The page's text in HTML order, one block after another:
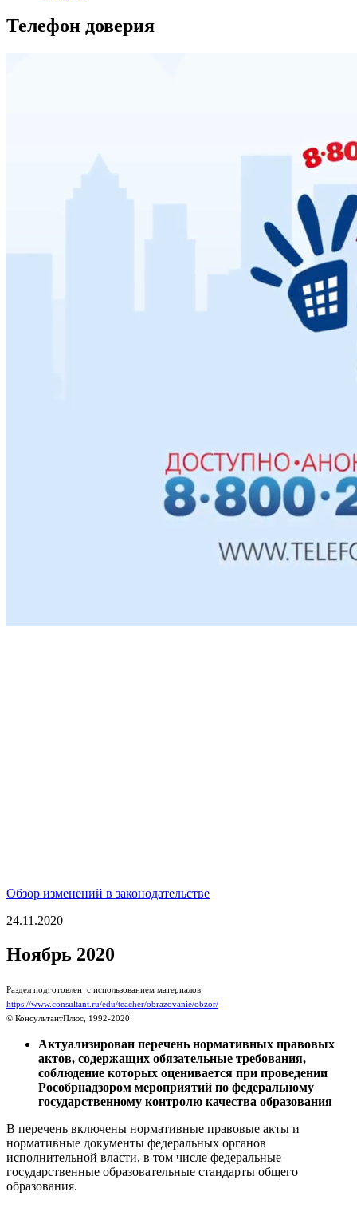
Телефон доверия
Обзор изменений в законодательстве
24.11.2020
Ноябрь 2020
Раздел подготовлен с использованием материалов
https://www.consultant.ru/edu/teacher/obrazovanie/obzor/
© КонсультантПлюс, 1992-2020
Актуализирован перечень нормативных правовых
актов, содержащих обязательные требования,
соблюдение которых оценивается при проведении
Рособрнадзором мероприятий по федеральному
государственному контролю качества образования
В перечень включены нормативные правовые акты и
нормативные документы федеральных органов
исполнительной власти, в том числе федеральные
государственные образовательные стандарты общего
образования.